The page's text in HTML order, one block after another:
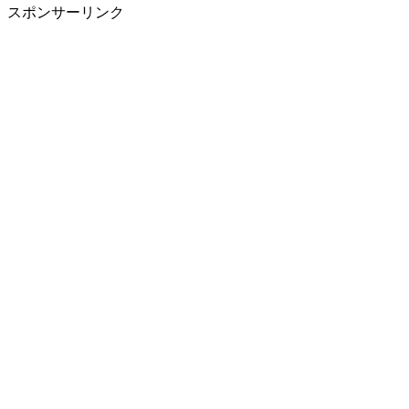
スポンサーリンク